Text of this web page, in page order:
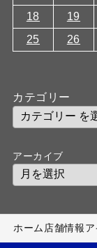
18
19
25
26
カテゴリー
アーカイブ
ホーム 店舗情報